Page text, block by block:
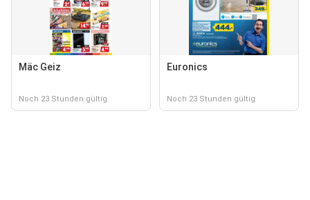
Mäc Geiz
Noch 23 Stunden gültig
Euronics
Noch 23 Stunden gültig